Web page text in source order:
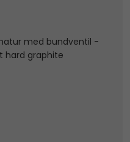
med bundventil -
hard graphite